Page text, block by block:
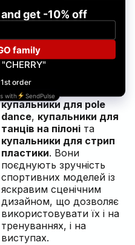
максимальний
додаткову
підтримку.
Крім того, спеціальні
лінійки включають
купальники для pole
dance, купальники для
танців на пілоніта
купальники для стрип
пластики. Вони
поєднують зручність
спортивних моделей із
яскравим сценічним
дизайном, що дозволяє
використовувати їх і на
тренуваннях, і на
виступах.